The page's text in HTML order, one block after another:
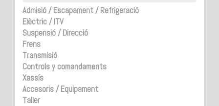
Admisió / Escapament / Refrigeració
Elèctric / ITV
Suspensió / Direcció
Frens
Transmisió
Controls y comandaments
Xassís
Accesoris / Equipament
Taller